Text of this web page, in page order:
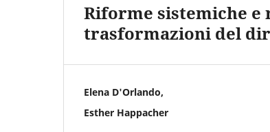
Riforme sistemiche e
trasformazioni del
Elena D'Orlando,
Esther Happacher